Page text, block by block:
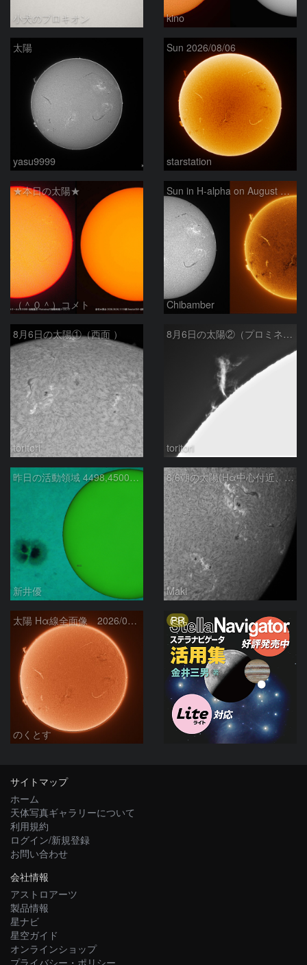
小犬のプロキオン kino
太陽
yasu9999
Sun 2026/08/06
starstation
★本日の太陽★
（＾０＾）コメト
Sun in H-alpha on August 6, 2026
Chibamber
8月6日の太陽①（西面 ）
toritori
8月6日の太陽②（プロミネン北東縁 ）
toritori
昨日の活動領域 4498,4500：2026/08/05
新井優
8/6朝の太陽(Hα中心付近、4498、4502付近)
Maki
太陽 Hα線全面像 2026/08/06
のくとす
PR
サイトマップ
ホーム
天体写真ギャラリーについて
利用規約
ログイン/新規登録
お問い合わせ
会社情報
アストロアーツ
製品情報
星ナビ
星空ガイド
オンラインショップ
プライバシー・ポリシー